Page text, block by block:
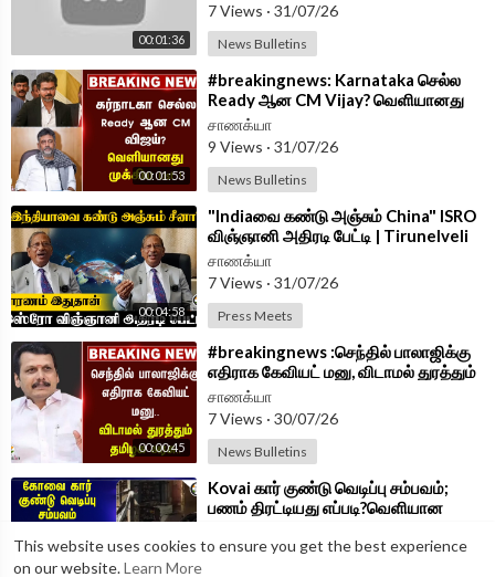
This website uses cookies to ensure you get the best experience
on our website.Learn More
00:01:36
7 Views · 31/07/26
News Bulletins
00:01:53
⁣#breakingnews: Karnataka செல்ல
Ready ஆன CM Vijay? வெளியானது
முக்கிய List! | Mekedatu
சாணக்யா
9 Views · 31/07/26
News Bulletins
00:04:58
⁣"Indiaவை கண்டு அஞ்சும் China" ISRO
விஞ்ஞானி அதிரடி பேட்டி | Tirunelveli
சாணக்யா
7 Views · 31/07/26
Press Meets
00:00:45
⁣#breakingnews :செந்தில் பாலாஜிக்கு
எதிராக கேவியட் மனு, விடாமல் துரத்தும்
Tamilnadu Government |TVK
சாணக்யா
7 Views · 30/07/26
News Bulletins
⁣Kovai கார் குண்டு வெடிப்பு சம்பவம்;
பணம் திரட்டியது எப்படி?வெளியான
8 Views 30/07/26